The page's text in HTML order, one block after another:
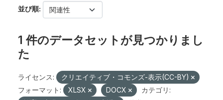
並び順
1 件のデータセットが見つかりまし
た
ライセンス:
クリエイティブ・コモンズ-表示(CC-BY)
フォーマット:
XLSX DOCX
カテゴリ: